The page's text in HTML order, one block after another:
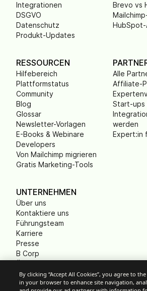
Integrationen
DSGVO
Datenschutz
Produkt-Updates
Brevo vs
RESSOURCEN
Hilfebereich
Plattformstatus
Community
Blog
Glossar
Newsletter-Vorlagen
E-Books & Webinare
Developers
Von Mailchimp migrieren
Gratis Marketing-Tools
Alle
Affiliate-
Start-ups
werden
Expert:in
UNTERNEHMEN
Über uns
Kontaktiere uns
Führungsteam
Karriere
Presse
B Corp
Gemeinnützige
Organisationen (NPO)
By clicking “Accept All Cookies”, you agree to
in your browser to enhance site navigation,